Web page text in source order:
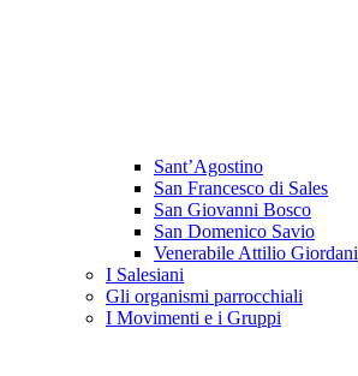
Sant’Agostino
San Francesco di Sales
San Giovanni Bosco
San Domenico Savio
Venerabile Attilio Giordani
I Salesiani
Gli organismi parrocchiali
I Movimenti e i Gruppi